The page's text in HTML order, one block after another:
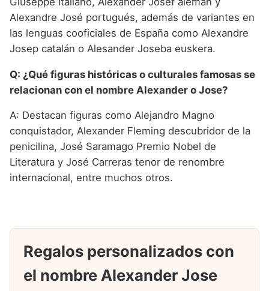
Alexandre José portugués, además de variantes en
las lenguas cooficiales de España como Alexandre
Josep catalán o Alesander Joseba euskera.
Q: ¿Qué figuras históricas o culturales famosas se
relacionan con el nombre Alexander o Jose?
A: Destacan figuras como Alejandro Magno
conquistador, Alexander Fleming descubridor de la
penicilina, José Saramago Premio Nobel de
Literatura y José Carreras tenor de renombre
internacional, entre muchos otros.
Regalos personalizados con
el nombre Alexander Jose